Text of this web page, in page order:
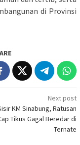
di Provinsi
Next post
KM Sinabung, Ratusan
Tikus Gagal Beredar di
Ternate